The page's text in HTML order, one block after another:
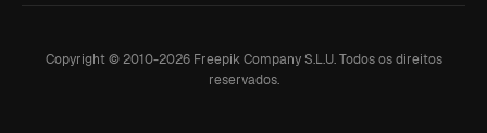
Copyright © 2010-2026Freepik Company S.L.U. Todos os direitos
reservados.